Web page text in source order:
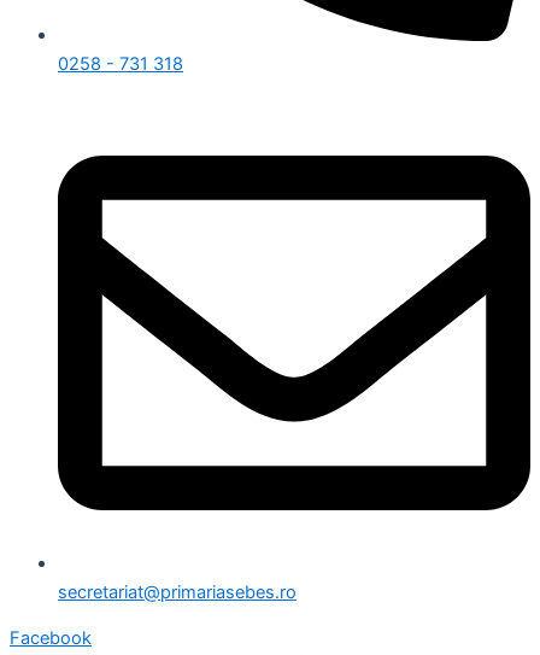
0258 - 731 318
secretariat@primariasebes.ro
Facebook